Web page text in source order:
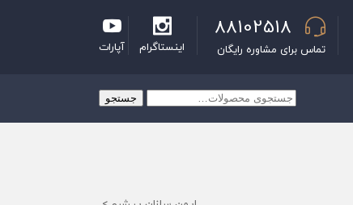
88102518
تماس برای مشاوره رایگان اینستاگرام آپارات
جستجو
برای:
جستجو